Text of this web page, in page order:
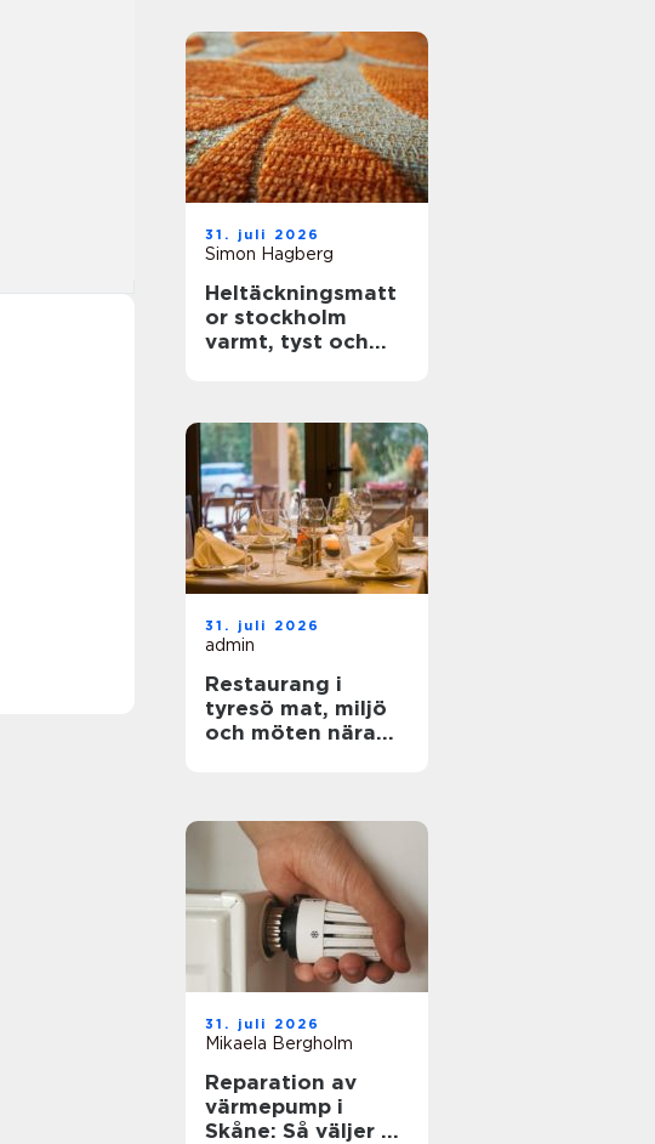
31. juli 2026
Simon Hagberg
Heltäckningsmatt
or stockholm
varmt, tyst och
31. juli 2026
admin
Restaurang i
tyresö mat, miljö
och möten nära
31. juli 2026
Mikaela Bergholm
Reparation av
värmepump i
Skåne: Så väljer du